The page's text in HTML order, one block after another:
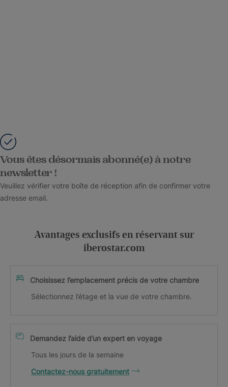
Vous êtes désormais abonné(e) à notre
newsletter !
Veuillez vérifier votre boîte de réception afin de confirmer votre
adresse email.
Avantages exclusifs en réservant sur
iberostar.com
Choisissez l’emplacement précis de votre chambre
Sélectionnez l’étage et la vue de votre chambre.
Demandez l’aide d’un expert en voyage
Tous les jours de la semaine
Contactez-nous gratuitement